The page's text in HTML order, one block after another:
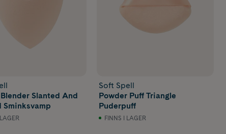
Slanted And
Sminksvamp
Soft Spell
Powder Puff Triangle
Puderpuff
FINNS I LAGER